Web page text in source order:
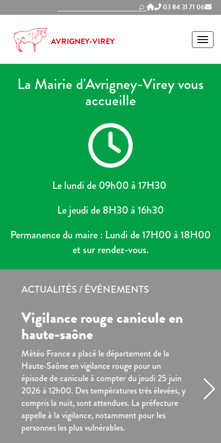
03 84 31 71 06
AVRIGNEY-VIREY
La Mairie d'Avrigney-Virey vous
accueille
Le lundi de 09h00 à 17H30
Le jeudi de 8H30 à 16h30
Permanence du maire : Lundi de 17H00 à 18H00
et sur rendez-vous.
un
25 juin
élevées, y
préfecture
les
ACTUALITÉS /
info site de compostage
collectif
Info site de compostage collectif
Lire la suite
Voir toutes les actus